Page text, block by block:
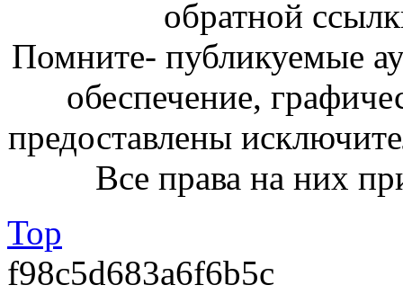
обратной
Помните- публикуемые
обеспечение,
предоставлены
Все права на них
Top
f98c5d683a6f6b5c